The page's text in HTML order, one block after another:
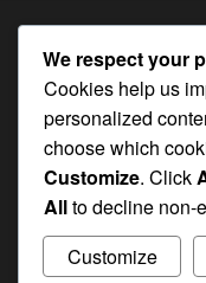
Whiteout
Códigos de
Survival
Premios por
Whiteout
We respect your
Cookies help us
personalized
choose which
Customize. Click
Allto decline non-
Customize